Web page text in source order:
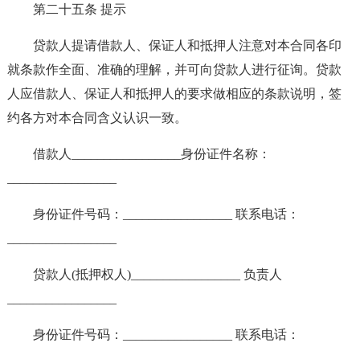
第二十五条 提示
贷款人提请借款人、保证人和抵押人注意对本合同各印
就条款作全面、准确的理解，并可向贷款人进行征询。贷款
人应借款人、保证人和抵押人的要求做相应的条款说明，签
约各方对本合同含义认识一致。
借款人_________________身份证件名称：
身份证件号码：_________________ 联系电话：
贷款人(抵押权人)_________________ 负责人
身份证件号码：_________________ 联系电话：